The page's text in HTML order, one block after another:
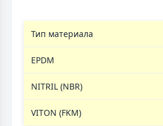
Тип материала
EPDM
NITRIL (NBR)
VITON (FKM)